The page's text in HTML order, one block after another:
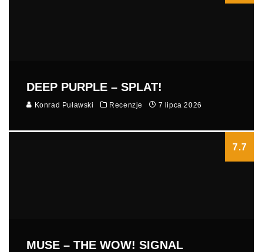
DEEP PURPLE – SPLAT!
Konrad Puławski Recenzje 7 lipca 2026
7.7
MUSE – THE WOW! SIGNAL